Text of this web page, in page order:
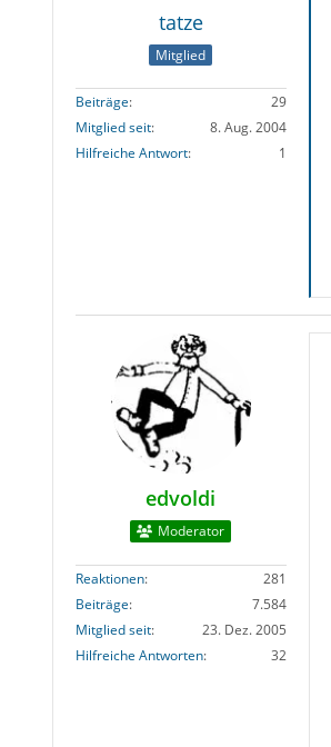
tatze
Mitglied
Beiträge
29
Mitglied seit
8. Aug. 2004
Hilfreiche Antwort
1
edvoldi
Moderator
Reaktionen
281
Beiträge
7.584
Mitglied seit
23. Dez. 2005
Hilfreiche Antworten
32